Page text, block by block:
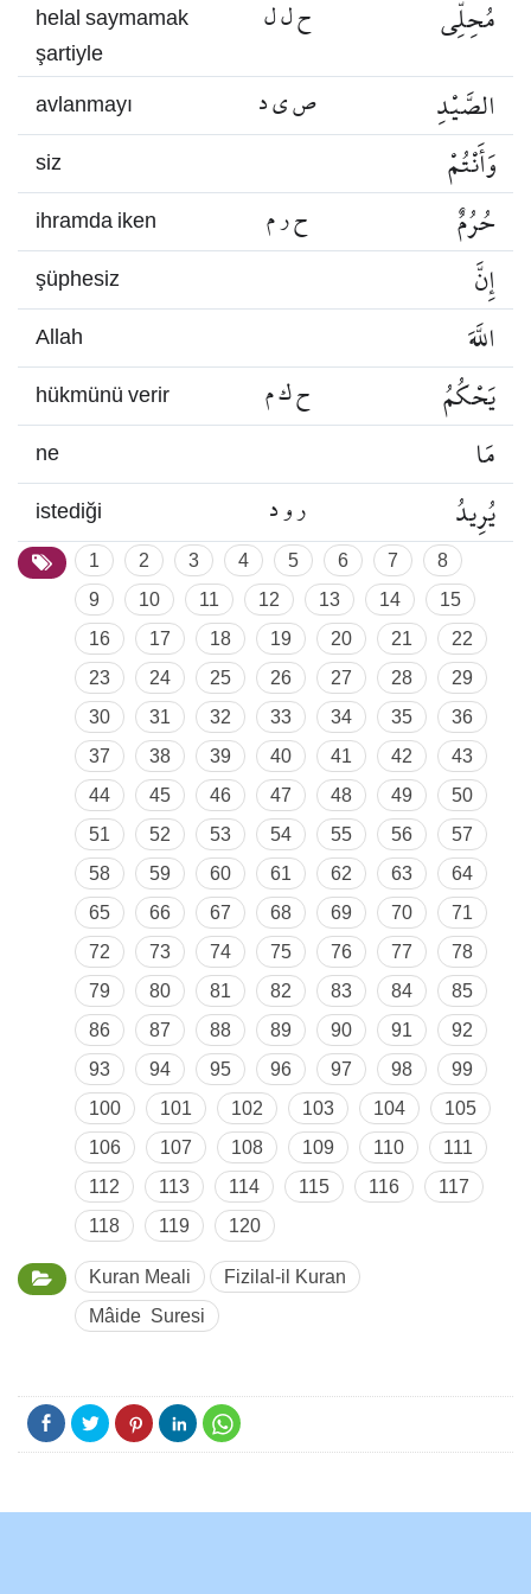
helal saymamak
şartiyle
ح ل ل مُحِلِّي
avlanmayı ص ي د الصَّيْدِ
siz وَأَنْتُمْ
ihramda iken ح ر م حُرُمٌ
şüphesiz إِنَّ
Allah اللَّهَ
hükmünü verir ح ك م يَحْكُمُ
ne مَا
istediği ر و د يُرِيدُ
1 2 3 4 5 6 7
8
9
10 11 12 13 14
15
16
17 18 19 20 21
22
23
24 25 26 27 28
29
30
31 32 33 34 35
36
37
38 39 40 41 42
43
44
45 46 47 48 49
50
51
52 53 54 55 56
57
58
59 60 61 62 63
64
65
66 67 68 69 70
71
72
73 74 75 76 77
78
79
80 81 82 83 84
85
86
87 88 89 90 91
92
93
94 95 96 97 98
99
100
101 102 103 104
105
106
107 108 109 110
111
112
113 114 115 116
117
118
119 120
Kuran Meali
Fizilal-il Kuran
Mâide Suresi